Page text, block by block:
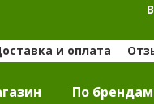
и оплата
По брендам